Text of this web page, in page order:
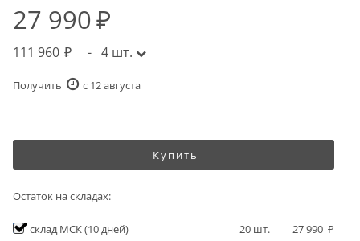
27 990
111 960 - 4 шт.
Получить c 12 августа
Купить
Остаток на складах:
склад МСК(10 дней) 20 шт. 27 990